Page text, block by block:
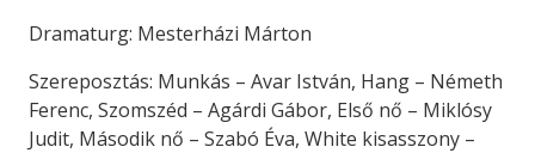
Dramaturg: Mesterházi Márton
Szereposztás: Munkás – Avar István, Hang – Németh
Ferenc, Szomszéd – Agárdi Gábor, Első nő – Miklósy
Judit, Második nő – Szabó Éva, White kisasszony –